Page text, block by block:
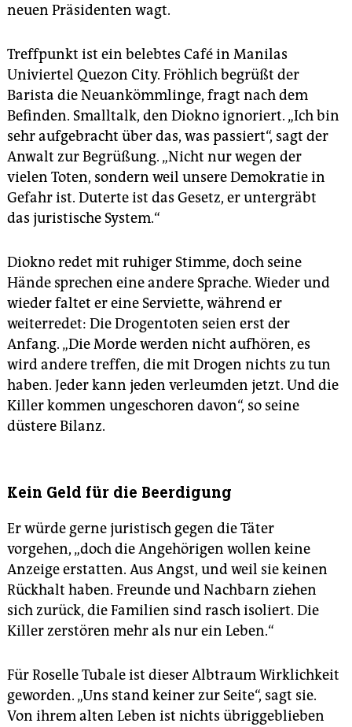
neuen Präsidenten wagt.
Treffpunkt ist ein belebtes Café in Manilas
Univiertel Quezon City. Fröhlich begrüßt der
Barista die Neuankömmlinge, fragt nach dem
Befinden. Smalltalk, den Diokno ignoriert. „Ich bin
sehr aufgebracht über das, was passiert“, sagt der
Anwalt zur Begrüßung. „Nicht nur wegen der
vielen Toten, sondern weil unsere Demokratie in
Gefahr ist. Duterte ist das Gesetz, er untergräbt
das juristische System.“
Diokno redet mit ruhiger Stimme, doch seine
Hände sprechen eine andere Sprache. Wieder und
wieder faltet er eine Serviette, während er
weiterredet: Die Drogentoten seien erst der
Anfang. „Die Morde werden nicht aufhören, es
wird andere treffen, die mit Drogen nichts zu tun
haben. Jeder kann jeden verleumden jetzt. Und die
Killer kommen ungeschoren davon“, so seine
düstere Bilanz.
Kein Geld für die Beerdigung
Er würde gerne juristisch gegen die Täter
vorgehen, „doch die Angehörigen wollen keine
Anzeige erstatten. Aus Angst, und weil sie keinen
Rückhalt haben. Freunde und Nachbarn ziehen
sich zurück, die Familien sind rasch isoliert. Die
Killer zerstören mehr als nur ein Leben.“
Für Roselle Tubale ist dieser Albtraum Wirklichkeit
geworden. „Uns stand keiner zur Seite“, sagt sie.
Von ihrem alten Leben ist nichts übriggeblieben